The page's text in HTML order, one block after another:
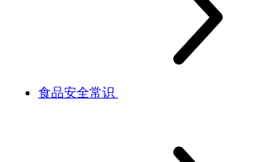
食品安全常识